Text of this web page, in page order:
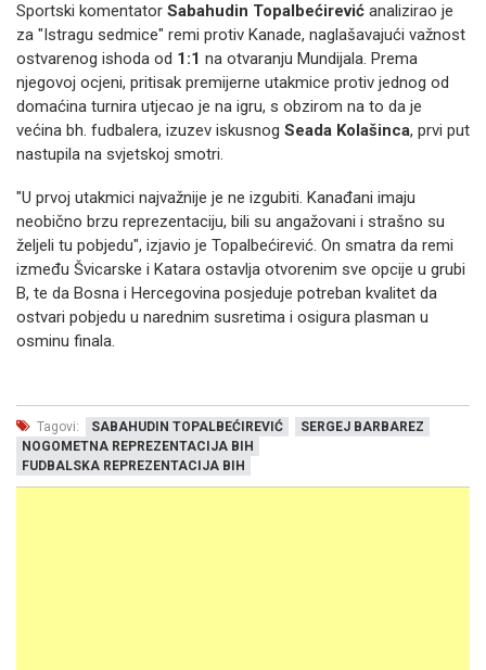
Sportski komentator Sabahudin Topalbećirević analizirao je
za "Istragu sedmice" remi protiv Kanade, naglašavajući važnost
ostvarenog ishoda od 1:1 na otvaranju Mundijala. Prema
njegovoj ocjeni, pritisak premijerne utakmice protiv jednog od
domaćina turnira utjecao je na igru, s obzirom na to da je
većina bh. fudbalera, izuzev iskusnog Seada Kolašinca, prvi put
nastupila na svjetskoj smotri.
"U prvoj utakmici najvažnije je ne izgubiti. Kanađani imaju
neobično brzu reprezentaciju, bili su angažovani i strašno su
željeli tu pobjedu", izjavio je Topalbećirević. On smatra da remi
između Švicarske i Katara ostavlja otvorenim sve opcije u grubi
B, te da Bosna i Hercegovina posjeduje potreban kvalitet da
ostvari pobjedu u narednim susretima i osigura plasman u
osminu finala.
Tagovi: SABAHUDIN TOPALBEĆIREVIĆ
SERGEJ BARBAREZ
NOGOMETNA REPREZENTACIJA BIH
FUDBALSKA REPREZENTACIJA BIH